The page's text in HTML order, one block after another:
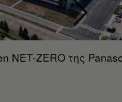
NET-ZERO της